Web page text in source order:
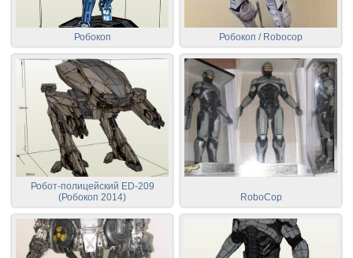
Робокоп Робокоп / Robocop
Робот-полицейский ED-209
(Робокоп 2014)
RoboCop